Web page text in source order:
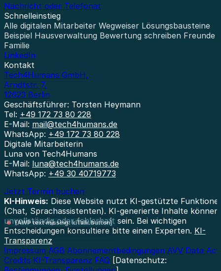
Nachricht oder Telefonat
Schnelleinstieg
Alle digitalen Mitarbeiter Wegweiser Lösungsbausteine
Beispiel Hausverwaltung Bewertung schreiben Freunde
Familie
LinkedIn
Kontakt
Tech4Humans GmbH,
Arndtstr. 7,
12623 Berlin
Geschäftsführer: Torsten Heymann
Tel: +49 172 73 80 228
E-Mail: mail@tech4humans.de
WhatsApp: +49 172 73 80 228
Digitale Mitarbeiterin
Luna von Tech4Humans
E-Mail: luna@tech4humans.de
WhatsApp: +49 30 40719773
Jetzt Termin buchen
KI-Hinweis: Diese Website nutzt KI-gestützte
(Chat, Sprachassistenten). KI-generierte Inhalte können
unvollständig oder fehlerhaft sein. Bei wichtigen
Entscheidungen konsultiere bitte einen Experten. KI-
Transparenz
Impressum AGB Abonnementbedingungen AVV Data Act
Credits KI-Transparenz FAQ [Datenschutz:
[AWP text missing: kiTalk.button]